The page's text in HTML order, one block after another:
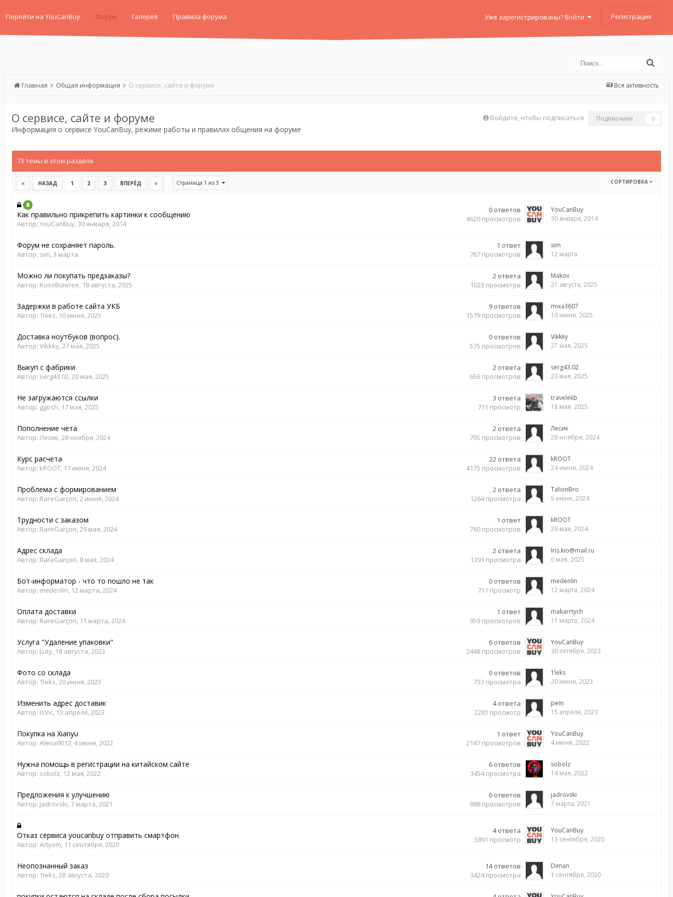
Перейти на YouCanBuy Форум Галерея Правила форума Уже зарегистрированы? Войти Регистрация
Вся активность
Главная Общая информация О сервисе, сайте и форуме
О сервисе, сайте и форуме Войдите, чтобы подписаться Подписчики 0
Информация о сервисе YouCanBuy, режиме работы и правилах общения на форуме
73 темы в этом разделе
СОРТИРОВКА
НАЗАД 1 2 3 ВПЕРЁД Страница 1 из 3
Как правильно прикрепить картинки к сообщению
Автор: YouCanBuy,30 января, 2014
0 ответов
4620 просмотров
YouCanBuy
30 января, 2014
Форум не сохраняет пароль.
Автор: sim,3 марта
1 ответ
767 просмотров
sim
12 марта
Можно ли покупать предзаказы?
Автор: KusoBuieree, 18 августа, 2025
2 ответа
1023 просмотра
Makov
21 августа, 2025
Задержки в работе сайта УКБ
Автор: 1leks, 10 июня, 2025
9 ответов
1579 просмотров
mixa3607
16 июня, 2025
Доставка ноутбуков (вопрос).
Автор: Vikkky,27 мая, 2025
0 ответов
575 просмотров
Vikkky
27 мая, 2025
Выкуп с фабрики
Автор: serg43.02,20 мая, 2025
2 ответа
656 просмотров
serg43.02
23 мая, 2025
Не загружаются ссылки
Автор: ggosh, 17 мая, 2025
3 ответа
711 просмотр
travelekb
18 мая, 2025
Пополнение чета
Автор: Лесик,28 ноября, 2024
2 ответа
705 просмотров
Лесик
28 ноября, 2024
Курс расчета
Автор: kROOT, 17 июня, 2024
22 ответа
4175 просмотров
kROOT
24 июня, 2024
Проблема с формированием
Автор: RareGarçon,2 июня, 2024
2 ответа
1264 просмотра
TalionBro
5 июня, 2024
Трудности с заказом
Автор: RareGarçon,29 мая, 2024
1 ответ
760 просмотров
kROOT
29 мая, 2024
Адрес склада
Автор: RareGarçon, 8 мая, 2024
2 ответа
1393 просмотра
Iris.kio@mail.ru
6 мая, 2025
Бот-информатор - что то пошло не так
Автор: medenlin, 12 марта, 2024
0 ответов
711 просмотр
medenlin
12 марта, 2024
Оплата доставки
Автор: RareGarçon, 11 марта, 2024
1 ответ
959 просмотров
makarrtych
11 марта, 2024
Услуга "Удаление упаковки"
Автор: Luty, 18 августа, 2023
6 ответов
2448 просмотров
YouCanBuy
30 октября, 2023
Фото со склада
Автор: 1leks,20 июня, 2023
0 ответов
733 просмотра
1leks
20 июня, 2023
Изменить адрес доставик
Автор: IsVic, 13 апреля, 2023
4 ответа
2281 просмотр
pem
15 апреля, 2023
Покупка на Xianyu
Автор: Alena9012,4 июня, 2022
1 ответ
2147 просмотров
YouCanBuy
4 июня, 2022
Нужна помощь в регистрации на китайском сайте
Автор: sobolz, 12 мая, 2022
6 ответов
3454 просмотра
sobolz
14 мая, 2022
Предложения к улучшению
Автор: jadrovski, 7 марта, 2021
0 ответов
988 просмотров
jadrovski
7 марта, 2021
Отказ сервиса youcanbuy отправить смартфон.
Автор: Artyom, 11 сентября, 2020
4 ответа
5891 просмотр
YouCanBuy
13 сентября, 2020
Неопознанный заказ
Автор: 1leks,28 августа, 2020
14 ответов
3424 просмотра
Diman
1 сентября, 2020